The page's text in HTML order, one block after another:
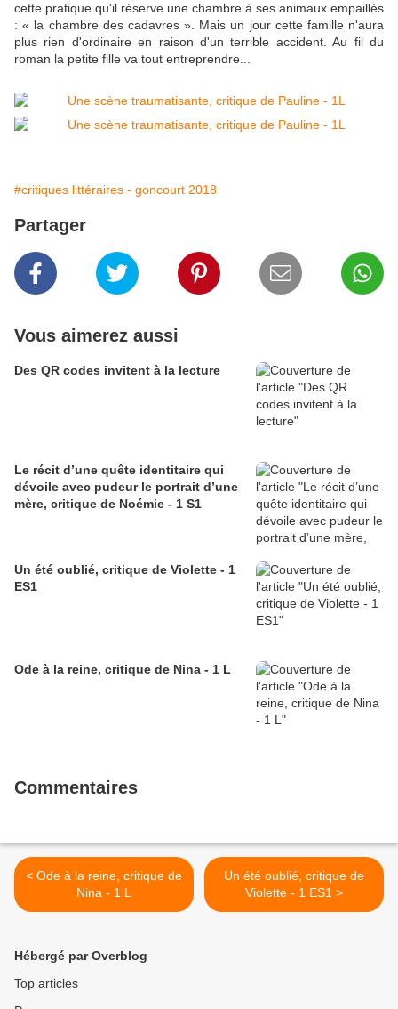
cette pratique qu'il réserve une chambre à ses animaux empaillés
: « la chambre des cadavres ». Mais un jour cette famille n'aura
plus rien d'ordinaire en raison d'un terrible accident. Au fil du
roman la petite fille va tout entreprendre...
#critiques littéraires - goncourt 2018
Partager
Vous aimerez aussi
Des QR codes invitent à la lecture
Le récit d’une quête identitaire qui
dévoile avec pudeur le portrait d’une
mère, critique de Noémie - 1 S1
Un été oublié, critique de Violette - 1
ES1
Ode à la reine, critique de Nina - 1 L
Commentaires
< Ode à la reine, critique de
Nina - 1 L
Un été oublié, critique de
Violette - 1 ES1 >
Hébergé par Overblog
Top articles